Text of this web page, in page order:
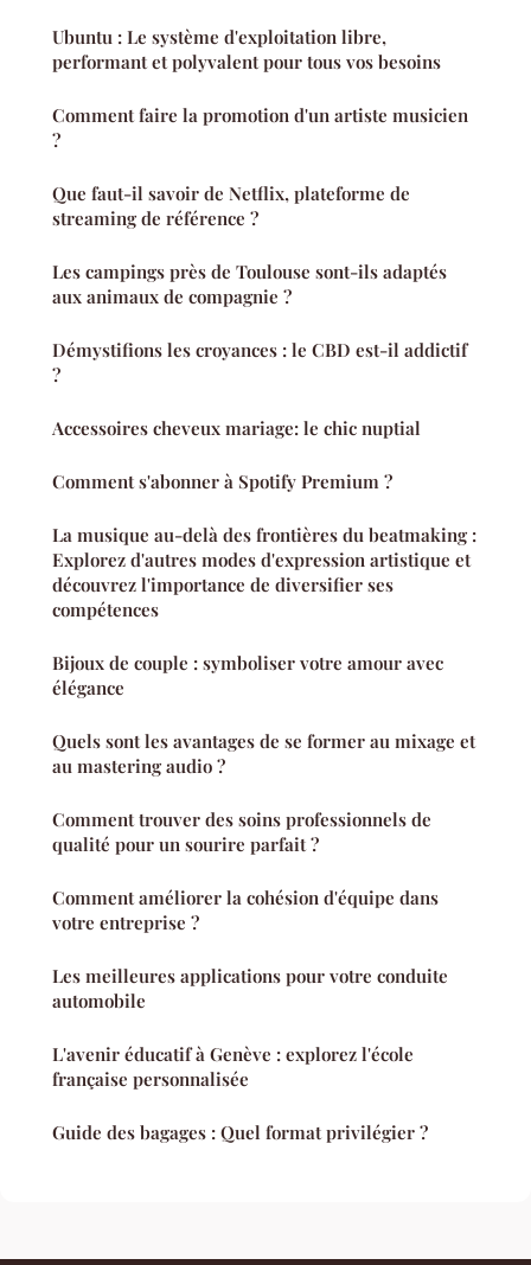
Ubuntu : Le système d'exploitation libre,
performant et polyvalent pour tous vos besoins
Comment faire la promotion d'un artiste musicien
?
Que faut-il savoir de Netflix, plateforme de
streaming de référence ?
Les campings près de Toulouse sont-ils adaptés
aux animaux de compagnie ?
Démystifions les croyances : le CBD est-il addictif
?
Accessoires cheveux mariage: le chic nuptial
Comment s'abonner à Spotify Premium ?
La musique au-delà des frontières du beatmaking :
Explorez d'autres modes d'expression artistique et
découvrez l'importance de diversifier ses
compétences
Bijoux de couple : symboliser votre amour avec
élégance
Quels sont les avantages de se former au mixage et
au mastering audio ?
Comment trouver des soins professionnels de
qualité pour un sourire parfait ?
Comment améliorer la cohésion d'équipe dans
votre entreprise ?
Les meilleures applications pour votre conduite
automobile
L'avenir éducatif à Genève : explorez l'école
française personnalisée
Guide des bagages : Quel format privilégier ?